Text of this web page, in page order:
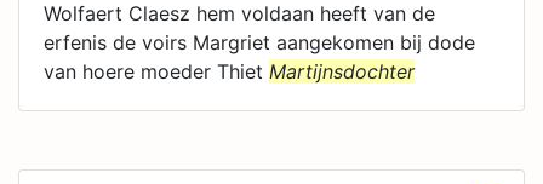
Wolfaert Claesz hem voldaan heeft van de
erfenis de voirs Margriet aangekomen bij dode
van hoere moeder Thiet Martijnsdochter